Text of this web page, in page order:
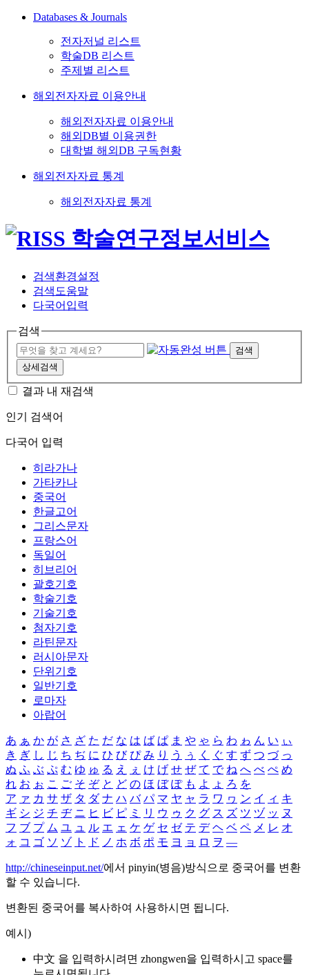
Databases & Journals
전자저널 리스트
학술DB 리스트
주제별 리스트
해외전자자료 이용안내
해외전자자료 이용안내
해외DB별 이용권한
대학별 해외DB 구독현황
해외전자자료 통계
해외전자자료 통계
검색환경설정
검색도움말
다국어입력
검색
검색
상세검색
결과 내 재검색
인기 검색어
다국어 입력
히라가나
가타카나
중국어
한글고어
그리스문자
프랑스어
독일어
히브리어
괄호기호
학술기호
기술기호
첨자기호
라틴문자
러시아문자
단위기호
일반기호
로마자
아랍어
あ ぁ か が さ ざ た だ な は ば ぱ ま や ゃ ら わ ゎ ん い ぃ
き ぎ し じ ち ぢ に ひ び ぴ み り う ぅ く ぐ す ず つ づ っ
ぬ ふ ぶ ぷ む ゆ ゅ る え ぇ け げ せ ぜ て で ね へ べ ぺ め
れ お ぉ こ ご そ ぞ と ど の ほ ぼ ぽ も よ ょ ろ を
ア ァ カ サ ザ タ ダ ナ ハ バ パ マ ヤ ャ ラ ワ ヮ ン イ ィ キ
ギ シ ジ チ ヂ ニ ヒ ビ ピ ミ リ ウ ゥ ク グ ス ズ ツ ヅ ッ ヌ
フ ブ プ ム ユ ュ ル エ ェ ケ ゲ セ ゼ テ デ ヘ ベ ペ メ レ オ
ォ コ ゴ ソ ゾ ト ド ノ ホ ボ ポ モ ヨ ョ ロ ヲ ―
http://chineseinput.net/에서 pinyin(병음)방식으로 중국어를 변환
할 수 있습니다.
변환된 중국어를 복사하여 사용하시면 됩니다.
예시)
中文 을 입력하시려면 zhongwen을 입력하시고 space를